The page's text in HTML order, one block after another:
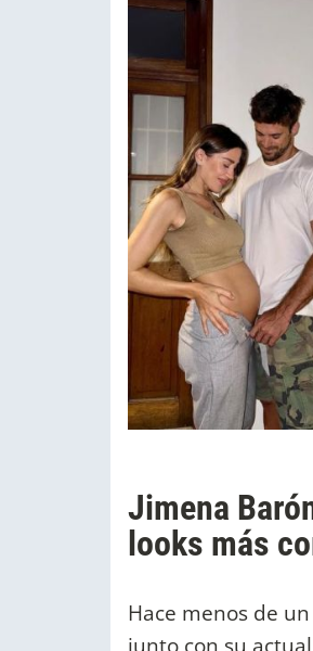
Jimena
looks más
Hace menos de
junto con su